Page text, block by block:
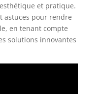
et pratique.
astuces pour rendre
en tenant compte
solutions innovantes